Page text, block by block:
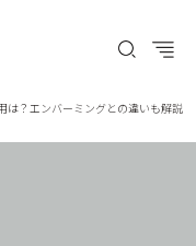
は？エンバーミングとの違いも解説